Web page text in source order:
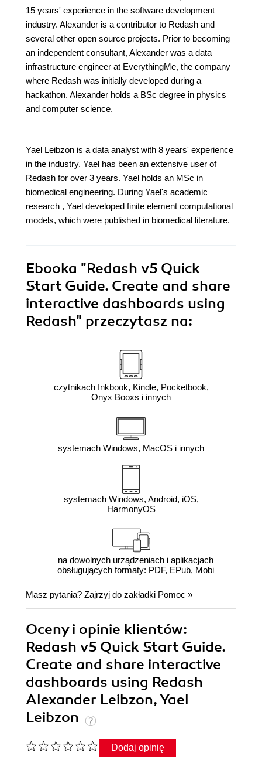
15 years' experience in the software development
industry. Alexander is a contributor to Redash and
several other open source projects. Prior to becoming
an independent consultant, Alexander was a data
infrastructure engineer at EverythingMe, the company
where Redash was initially developed during a
hackathon. Alexander holds a BSc degree in physics
and computer science.
Yael Leibzon is a data analyst with 8 years' experience
in the industry. Yael has been an extensive user of
Redash for over 3 years. Yael holds an MSc in
biomedical engineering. During Yael's academic
research , Yael developed finite element computational
models, which were published in biomedical literature.
Ebooka "Redash v5 Quick
Start Guide. Create and share
interactive dashboards using
Redash" przeczytasz na:
czytnikach Inkbook, Kindle, Pocketbook,
Onyx Booxs i innych
systemach Windows, MacOS i innych
systemach Windows, Android, iOS,
HarmonyOS
na dowolnych urządzeniach i aplikacjach
obsługujących formaty: PDF, EPub, Mobi
Masz pytania? Zajrzyj do zakładki Pomoc »
Oceny i opinie klientów:
Redash v5 Quick Start Guide.
Create and share interactive
dashboards using Redash
Alexander Leibzon, Yael
Leibzon
Dodaj opinię